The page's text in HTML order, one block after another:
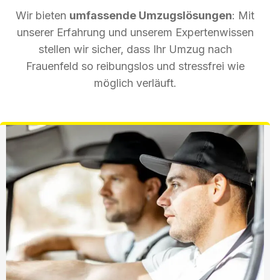
Wir bieten umfassende Umzugslösungen: Mit
unserer Erfahrung und unserem Expertenwissen
stellen wir sicher, dass Ihr Umzug nach
Frauenfeld so reibungslos und stressfrei wie
möglich verläuft.